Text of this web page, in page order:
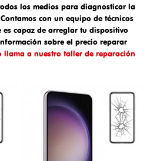
los medios para diagnosticar la
con un equipo de técnicos
capaz de arreglar tu dispositivo
sobre el precio reparar
llama a nuestro taller de reparación